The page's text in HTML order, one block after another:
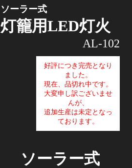
ソーラー式
灯籠用LED灯火
AL-102
好評につき完売となり
ました。
現在、品切れ中です。
大変申し訳ございませ
んが、
追加生産は未定となっ
ております。
ソーラー式